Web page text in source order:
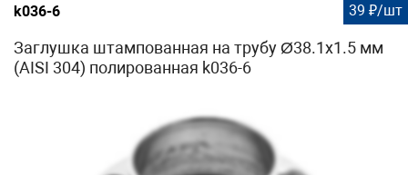
k036-6 39 ₽/шт
Заглушка штампованная на трубу Ø38.1х1.5 мм
(AISI 304) полированная k036-6